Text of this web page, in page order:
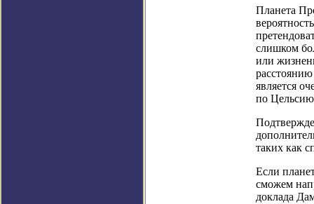
Планета
слишком
или
является
по
таких как
Если
сможем
доклада